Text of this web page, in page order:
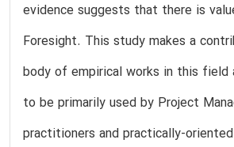
evidence suggests that there is
Foresight. This study makes a
body of empirical works in this field
to be primarily used by Project
practitioners and practically-